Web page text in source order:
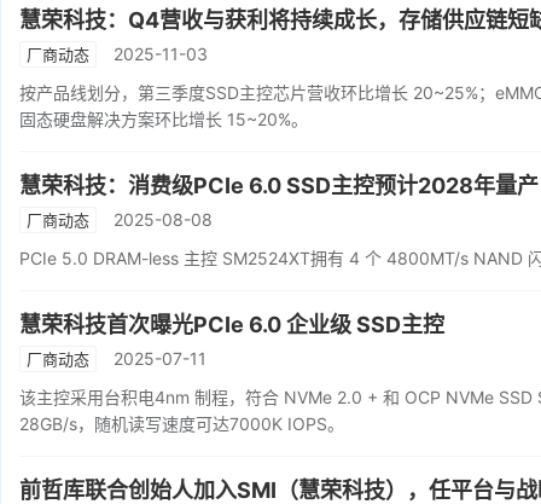
慧荣科技：Q4营收与获利将持续成长，存储供应链短
厂商动态
2025-11-03
按产品线划分，第三季度SSD主控芯片营收环比增长 20~25%；
固态硬盘解决方案环比增长 15~20%。
慧荣科技：消费级PCIe 6.0 SSD主控预计2028年量产
厂商动态
2025-08-08
PCIe 5.0 DRAM-less 主控 SM2524XT拥有 4 个 4800MT/s NAND
慧荣科技首次曝光PCIe 6.0 企业级 SSD主控
厂商动态
2025-07-11
该主控采用台积电4nm 制程，符合 NVMe 2.0 + 和 OCP NVMe
28GB/s，随机读写速度可达7000K IOPS。
前哲库联合创始人加入SMI（慧荣科技），任平台与